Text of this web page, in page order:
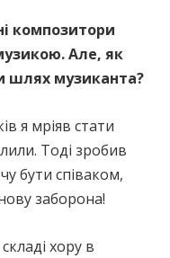
композитори
Але, як
шлях музиканта?
я мріяв стати
Тоді зробив
бути співаком,
заборона!
хору в